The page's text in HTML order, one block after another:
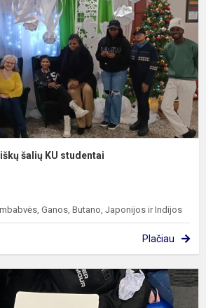
šalių KU studentai
Ganos, Butano, Japonijos ir Indijos
Plačiau